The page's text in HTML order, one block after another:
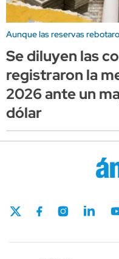
Aunque las reservas
Se diluyen las
registraron la
2026 ante un
dólar